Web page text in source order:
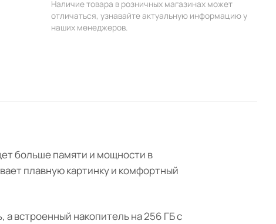
Наличие товара в розничных магазинах может
отличаться, узнавайте актуальную информацию у
наших менеджеров.
больше памяти и мощности в
плавную картинку и комфортный
встроенный накопитель на 256 ГБ с